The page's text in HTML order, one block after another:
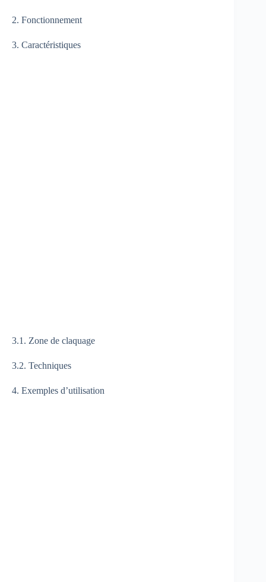
2. Fonctionnement
3. Caractéristiques
3.1. Zone de claquage
3.2. Techniques
4. Exemples d’utilisation